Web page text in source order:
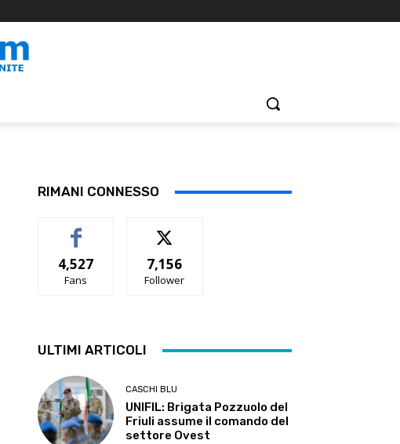
RIMANI CONNESSO
4,527
Fans
7,156
Follower
ULTIMI ARTICOLI
CASCHI BLU
UNIFIL: Brigata Pozzuolo del
Friuli assume il comando del
settore Ovest